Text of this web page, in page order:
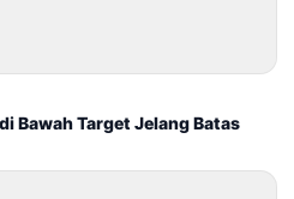
Bawah Target Jelang Batas